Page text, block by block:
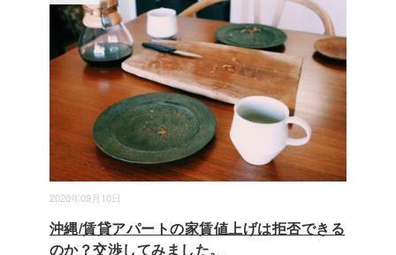
2020年09月10日
沖縄/賃貸アパートの家賃値上げは拒否できる
のか？交渉してみました。